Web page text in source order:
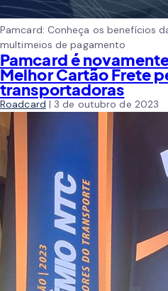
Pamcard: Conheça os benefícios
multimeios de pagamento
Pamcard é
Melhor Cartão Frete
transportadoras
Roadcard | 3 de outubro de 2023